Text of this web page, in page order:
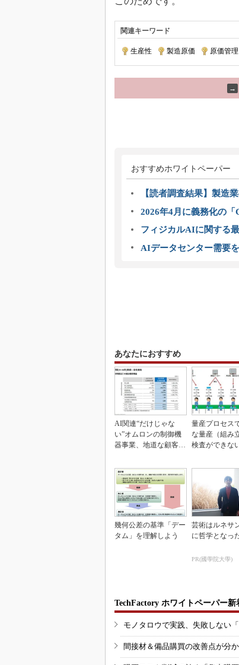
関連キーワード
生産性 製造原価 原価管理
→
おすすめホワイトペーパー
【読者調査結果】製造
2026年4月に義務化の
フィジカルAIに関する
AIデータセンター需要
あなたにおすすめ
AI関連“だけじゃな
い”オムロンの制御機
器事業、地道な顧客基
量産プロセス
な量産（組み
検査ができな
幾何公差の基準「デー
タム」を理解しよう
芸術はルネサ
に哲学となっ
PR(國學院大學)
TechFactory ホワイトペーパー新
モノタロウで実践、失敗しない
間接材＆備品購買の改善点が分